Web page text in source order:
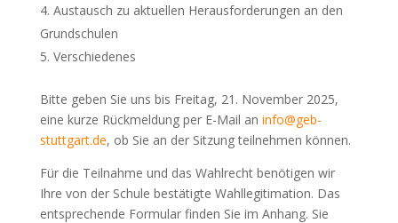
Austausch zu aktuellen Herausforderungen an den
Grundschulen
Verschiedenes
Bitte geben Sie uns bis Freitag, 21. November 2025,
eine kurze Rückmeldung per E-Mail an info@geb-
stuttgart.de, ob Sie an der Sitzung teilnehmen können.
Für die Teilnahme und das Wahlrecht benötigen wir
Ihre von der Schule bestätigte Wahllegitimation. Das
entsprechende Formular finden Sie im Anhang. Sie